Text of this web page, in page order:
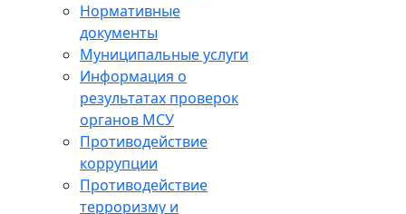
Нормативные
документы
Муниципальные услуги
Информация о
результатах проверок
органов МСУ
Противодействие
коррупции
Противодействие
терроризму и